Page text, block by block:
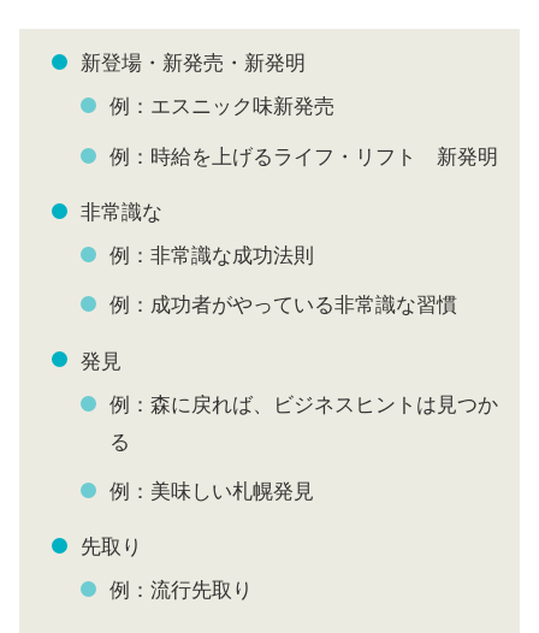
新登場・新発売・新発明
例：エスニック味新発売
例：時給を上げるライフ・リフト 新発明
非常識な
例：非常識な成功法則
例：成功者がやっている非常識な習慣
発見
例：森に戻れば、ビジネスヒントは見つか
る
例：美味しい札幌発見
先取り
例：流行先取り